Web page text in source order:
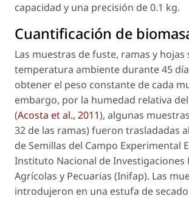
capacidad y una precisión de 0.1 kg.
Cuantificación de
Las muestras de fuste, ramas y hojas
temperatura ambiente durante 45
obtener el peso constante de cada
embargo, por la humedad relativa
(Acosta et al., 2011), algunas
32 de las ramas) fueron trasladadas
de Semillas del Campo Experimental
Instituto Nacional de Investigaciones
Agrícolas y Pecuarias (Inifap). Las
introdujeron en una estufa de